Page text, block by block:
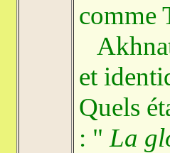
comme
et
Quels
: " La